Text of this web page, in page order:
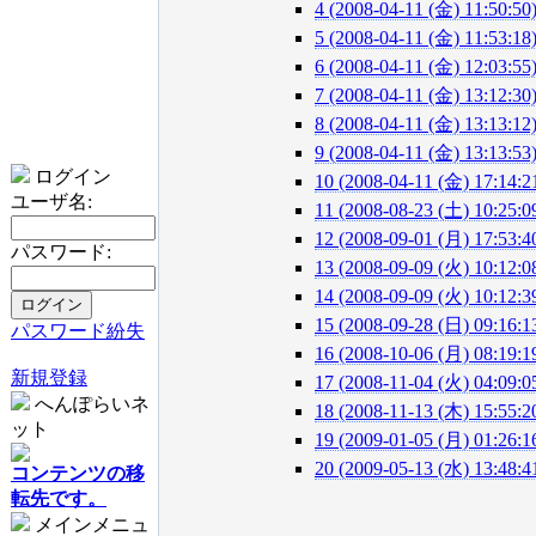
ログイン
ユーザ名:
パスワード:
パスワード紛失
新規登録
へんぽらいネ
ット
コンテンツの移
転先です。
メインメニュ
4 (2008-04-11 (金) 11:50:50)
5 (2008-04-11 (金) 11:53:18)
6 (2008-04-11 (金) 12:03:55)
7 (2008-04-11 (金) 13:12:30)
8 (2008-04-11 (金) 13:13:12)
9 (2008-04-11 (金) 13:13:53)
10 (2008-04-11 (金)
11 (2008-08-23 (土)
12 (2008-09-01 (月)
13 (2008-09-09 (火)
14 (2008-09-09 (火)
15 (2008-09-28 (日)
16 (2008-10-06 (月)
17 (2008-11-04 (火)
18 (2008-11-13 (木)
19 (2009-01-05 (月)
20 (2009-05-13 (水)